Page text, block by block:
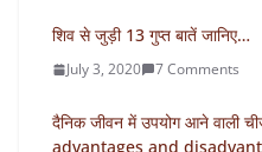
शिव से जुड़ी 13 गुप्त बातें जानिए…
July 3, 2020 7 Comments
दैनिक जीवन में उपयोग आने वाली
advantages and